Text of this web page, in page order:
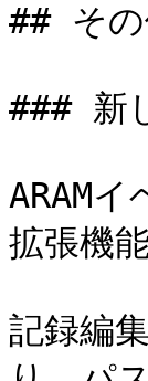
## その
### 新
ARAM
拡張機
記録編